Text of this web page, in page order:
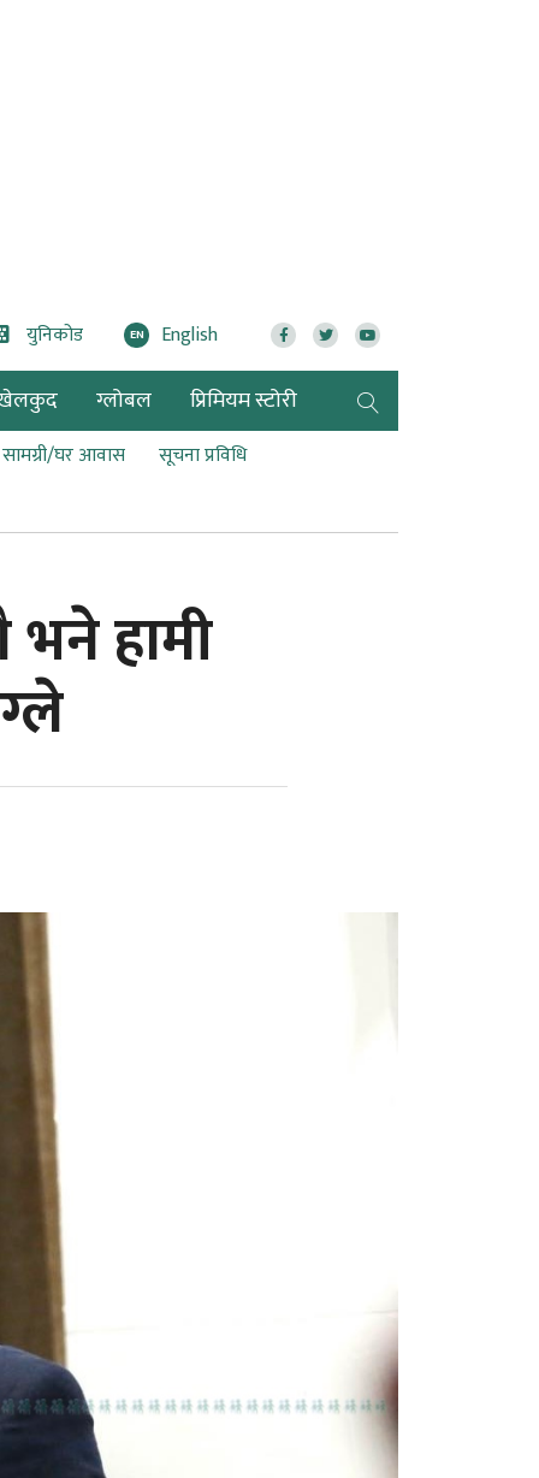
युनिकोड EN English
ग्लोबल प्रिमियम स्टोरी
सामग्री/घर आवास
सूचना प्रविधि
भने हामी